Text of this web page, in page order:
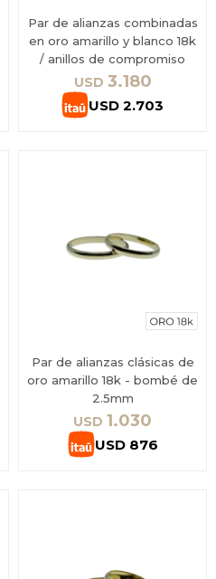
Par de alianzas combinadas
en oro amarillo y blanco 18k
/ anillos de compromiso
USD 3.180
USD 2.703
Par de alianzas clásicas de
oro amarillo 18k - bombé de
2.5mm
USD 1.030
USD 876